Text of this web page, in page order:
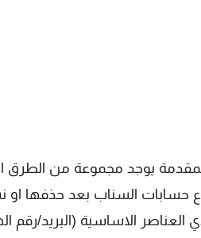
يوجد مجموعة من الطرق
حسابات السناب بعد حذفها او
العناصر الاساسية (البريد/